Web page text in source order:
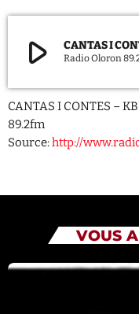
ADHÉRER OU
Archives
juillet 2026
octobre 2025
play_arrow CANTAS I
Radio Oloron
CANTAS I CONTES –
89.2fm
Source:http://
VOUS